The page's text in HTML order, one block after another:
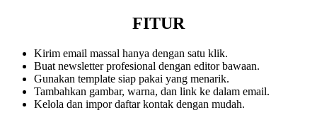
FITUR
Kirim email massal hanya dengan satu klik.
Buat newsletter profesional dengan editor bawaan.
Gunakan template siap pakai yang menarik.
Tambahkan gambar, warna, dan link ke dalam email.
Kelola dan impor daftar kontak dengan mudah.